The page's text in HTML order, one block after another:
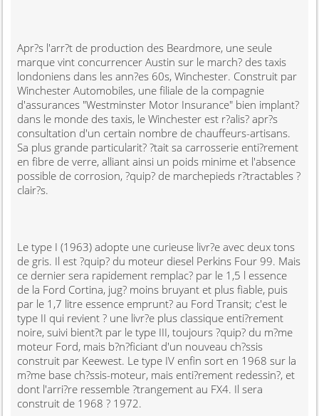
Apr?s l'arr?t de production des Beardmore, une seule
marque vint concurrencer Austin sur le march? des taxis
londoniens dans les ann?es 60s, Winchester. Construit par
Winchester Automobiles, une filiale de la compagnie
d'assurances "Westminster Motor Insurance" bien implant?
dans le monde des taxis, le Winchester est r?alis? apr?s
consultation d'un certain nombre de chauffeurs-artisans.
Sa plus grande particularit? ?tait sa carrosserie enti?rement
en fibre de verre, alliant ainsi un poids minime et l'absence
possible de corrosion, ?quip? de marchepieds r?tractables ?
clair?s.
Le type I (1963) adopte une curieuse livr?e avec deux tons
de gris. Il est ?quip? du moteur diesel Perkins Four 99. Mais
ce dernier sera rapidement remplac? par le 1,5 l essence
de la Ford Cortina, jug? moins bruyant et plus fiable, puis
par le 1,7 litre essence emprunt? au Ford Transit; c'est le
type II qui revient ? une livr?e plus classique enti?rement
noire, suivi bient?t par le type III, toujours ?quip? du m?me
moteur Ford, mais b?n?ficiant d'un nouveau ch?ssis
construit par Keewest. Le type IV enfin sort en 1968 sur la
m?me base ch?ssis-moteur, mais enti?rement redessin?, et
dont l'arri?re ressemble ?trangement au FX4. Il sera
construit de 1968 ? 1972.